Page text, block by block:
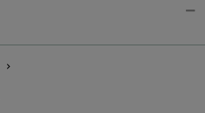
chevron_right